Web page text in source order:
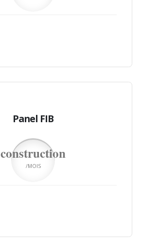
Panel FIB
construction
/MOIS